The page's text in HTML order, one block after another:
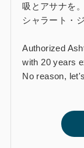
吸とアサナを。
シャラート・
Authorized
with 20 years
No reason,